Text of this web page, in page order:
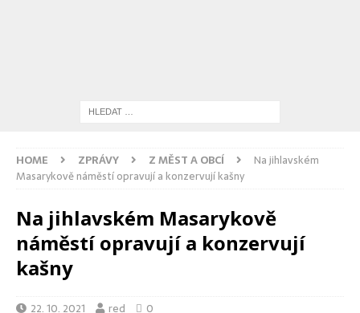
HOME ZPRÁVY Z MĚST A OBCÍ
Na jihlavském
Masarykově náměstí opravují a konzervují kašny
Na jihlavském Masarykově
náměstí opravují a konzervují
kašny
22. 10. 2021 red 0